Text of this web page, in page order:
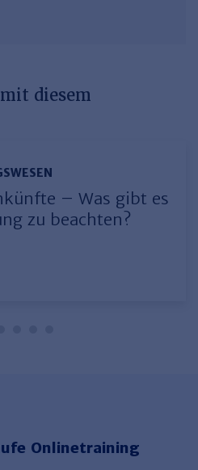
diesem
– Was gibt es
zu beachten?
Onlinetraining